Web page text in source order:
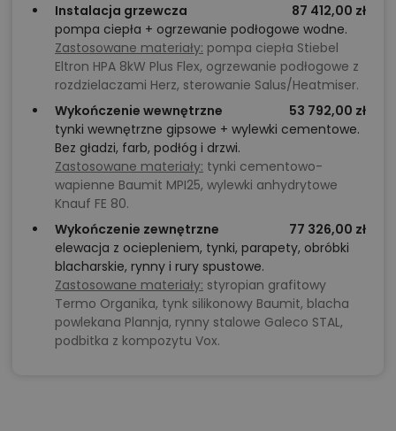
Instalacja grzewcza
87 412,00 zł
pompa ciepła + ogrzewanie podłogowe wodne.
Zastosowane materiały: pompa ciepła Stiebel
Eltron HPA 8kW Plus Flex, ogrzewanie podłogowe z
rozdzielaczami Herz, sterowanie Salus/Heatmiser.
Wykończenie wewnętrzne
53 792,00 zł
tynki wewnętrzne gipsowe + wylewki cementowe.
Bez gładzi, farb, podłóg i drzwi.
Zastosowane materiały: tynki cementowo-
wapienne Baumit MPI25, wylewki anhydrytowe
Knauf FE 80.
Wykończenie zewnętrzne
77 326,00 zł
elewacja z ociepleniem, tynki, parapety, obróbki
blacharskie, rynny i rury spustowe.
Zastosowane materiały: styropian grafitowy
Termo Organika, tynk silikonowy Baumit, blacha
powlekana Plannja, rynny stalowe Galeco STAL,
podbitka z kompozytu Vox.